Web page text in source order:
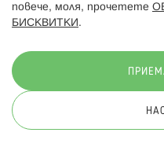
© 2026
повече, моля, прочетете
БИСКВИТКИ .